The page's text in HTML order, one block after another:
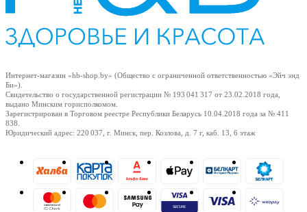
Интернет-магазин «hb-shop.by» (Общество с ограниченной ответственностью «Эйч энд
Би»).
Свидетельство о государственной регистрации № 193 041 317 от 23.02.2018 года,
выдано Минским горисполкомом.
Зарегистрирован в Торговом реестре Республики Беларусь 10.04.2018 года за № 411
838.
Юридический адрес: 220 037, г. Минск, пер. Козлова, д. 7 г, каб. 13, 6 этаж